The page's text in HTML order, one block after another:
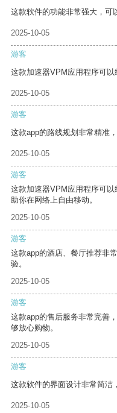
这款软件的功能非常强大，可
2025-10-05
游客
这款加速器VPM应用程序可以
2025-10-05
游客
这款app的路线规划非常精准
2025-10-05
游客
这款加速器VPM应用程序可
助你在网络上自由移动。
2025-10-05
游客
这款app的酒店、餐厅推荐非
验。
2025-10-05
游客
这款app的售后服务非常完善
够放心购物。
2025-10-05
游客
这款软件的界面设计非常简洁
2025-10-05